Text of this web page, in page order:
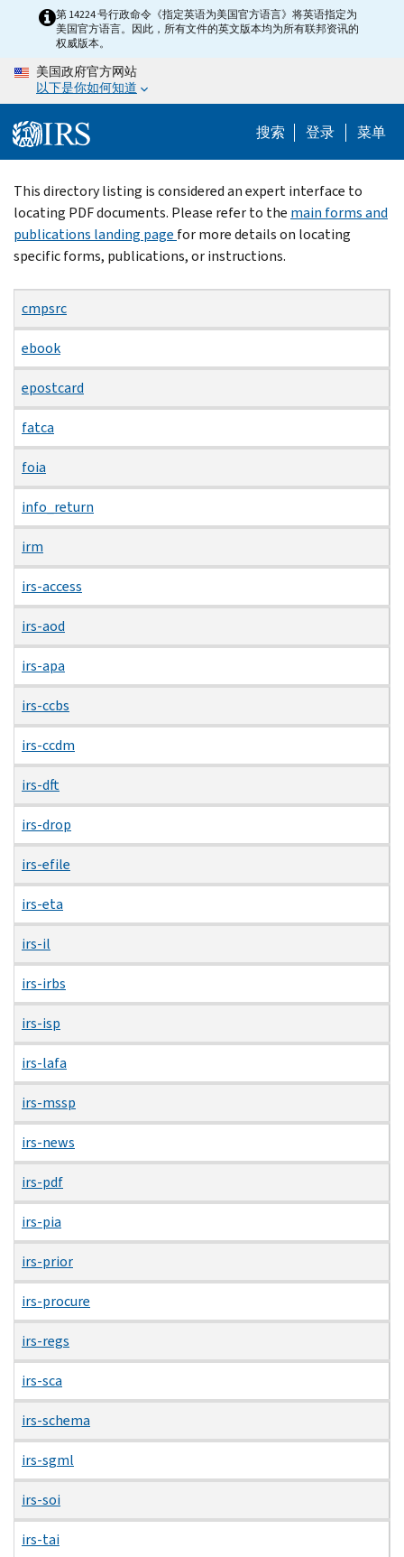
content
第 14224 号行政命令《指定英语为美国官方语言》将英语指定为
美国官方语言。因此，所有文件的英文版本均为所有联邦资讯的
权威版本。
美国政府官方网站
以下是你如何知道
搜索 登录 菜单
Beginning
of
main
content
This directory listing is considered an expert interface to
locating PDF documents. Please refer to the main forms and
publications landing page for more details on locating
specific forms, publications, or instructions.
cmpsrc
ebook
epostcard
fatca
foia
info_return
irm
irs-access
irs-aod
irs-apa
irs-ccbs
irs-ccdm
irs-dft
irs-drop
irs-efile
irs-eta
irs-il
irs-irbs
irs-isp
irs-lafa
irs-mssp
irs-news
irs-pdf
irs-pia
irs-prior
irs-procure
irs-regs
irs-sca
irs-schema
irs-sgml
irs-soi
irs-tai